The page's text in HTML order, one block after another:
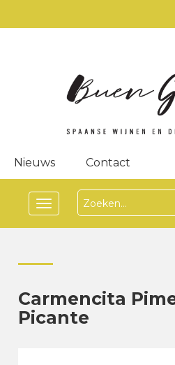
Nieuws Contact
Toggle
Carmencita
Picante